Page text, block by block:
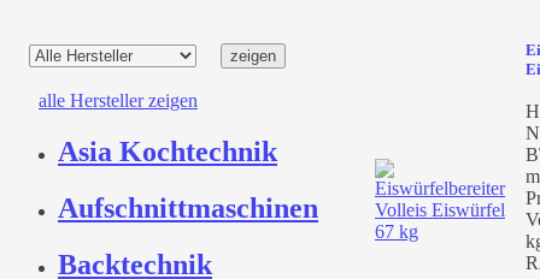
alle Hersteller zeigen
Asia Kochtechnik
Aufschnittmaschinen
Backtechnik